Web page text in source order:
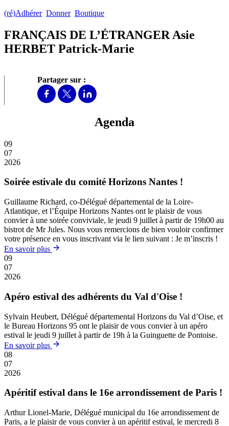
(ré)Adhérer Donner Boutique
FRANÇAIS DE L’ÉTRANGER Asie
HERBET Patrick-Marie
Partager sur :
Agenda
09
07
2026
Soirée estivale du comité Horizons Nantes !
Guillaume Richard, co-Délégué départemental de la Loire-
Atlantique, et l’Équipe Horizons Nantes ont le plaisir de vous
convier à une soirée conviviale, le jeudi 9 juillet à partir de 19h00 au
bistrot de Mr Jules. Nous vous remercions de bien vouloir confirmer
votre présence en vous inscrivant via le lien suivant : Je m’inscris !
En savoir plus
09
07
2026
Apéro estival des adhérents du Val d'Oise !
Sylvain Heubert, Délégué départemental Horizons du Val d’Oise, et
le Bureau Horizons 95 ont le plaisir de vous convier à un apéro
estival le jeudi 9 juillet à partir de 19h à la Guinguette de Pontoise.
En savoir plus
08
07
2026
Apéritif estival dans le 16e arrondissement de Paris !
Arthur Lionel-Marie, Délégué municipal du 16e arrondissement de
Paris, a le plaisir de vous convier à un apéritif estival, le mercredi 8